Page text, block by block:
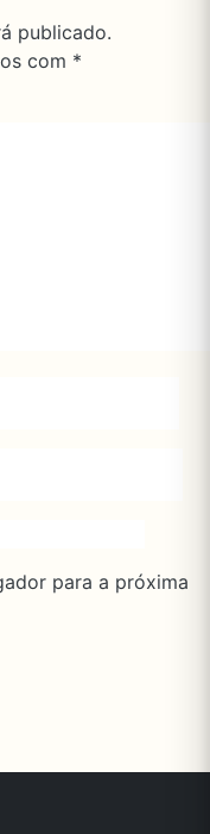
publicado.
com *
para a próxima